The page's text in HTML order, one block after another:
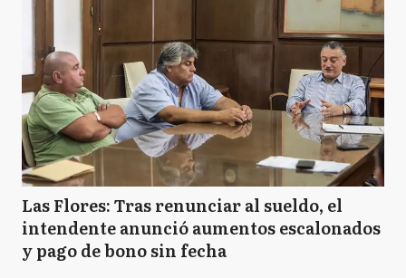
Las Flores: Tras renunciar al sueldo, el
intendente anunció aumentos escalonados
y pago de bono sin fecha